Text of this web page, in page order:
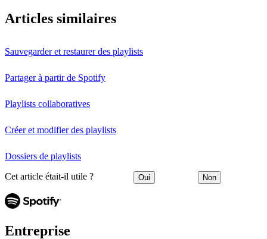
Articles similaires
Sauvegarder et restaurer des playlists
Partager à partir de Spotify
Playlists collaboratives
Créer et modifier des playlists
Dossiers de playlists
Cet article était-il utile ? Oui Non
Entreprise